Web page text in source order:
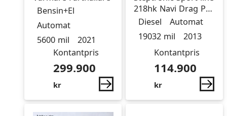
Drivmedel
Bensin+El
Drivmedel
Automat
Miltal
5600 mil
årsmodell
2021
Kontantpris
299.900
kr
218hk Navi Drag P-
sens
Drivmedel
Diesel
DrivmedelAutomat
Miltal
19032 mil
årsmodell
2013
Kontantpris
114.900
kr